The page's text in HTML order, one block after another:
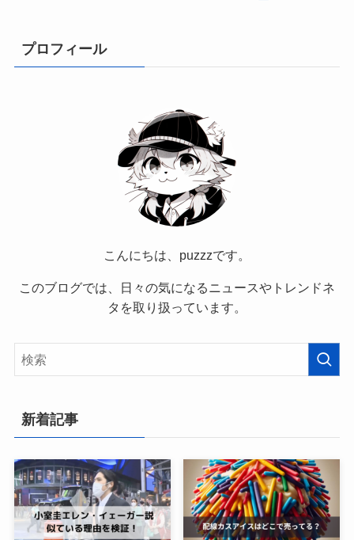
プロフィール
こんにちは、puzzzです。
このブログでは、日々の気になるニュースやトレンドネ
タを取り扱っています。
新着記事